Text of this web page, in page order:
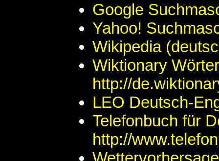
Google
Yahoo!
Wikipedia
Wiktionary
http://
LEO Deutsch-
Telefonbuch für
http://